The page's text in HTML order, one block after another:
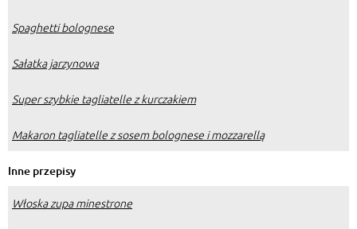
Spaghetti bolognese
Sałatka jarzynowa
Super szybkie tagliatelle z kurczakiem
Makaron tagliatelle z sosem bolognese i mozzarellą
Inne przepisy
Włoska zupa minestrone